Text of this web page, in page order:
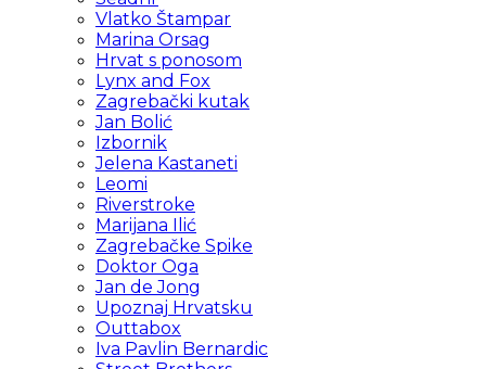
Vlatko Štampar
Marina Orsag
Hrvat s ponosom
Lynx and Fox
Zagrebački kutak
Jan Bolić
Izbornik
Jelena Kastaneti
Leomi
Riverstroke
Marijana Ilić
Zagrebačke Spike
Doktor Oga
Jan de Jong
Upoznaj Hrvatsku
Outtabox
Iva Pavlin Bernardic